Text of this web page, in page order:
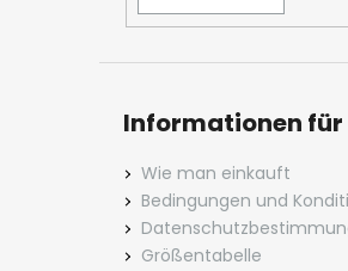
Informationen für
Wie man einkauft
Bedingungen und
Größentabelle